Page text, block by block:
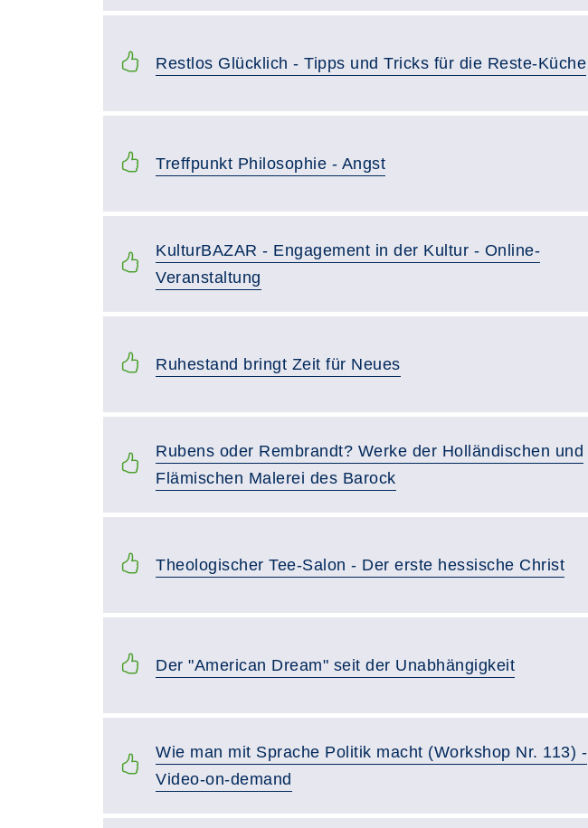
Restlos Glücklich - Tipps und Tricks für die Reste-Küche
Treffpunkt Philosophie - Angst
KulturBAZAR - Engagement in der Kultur - Online-
Veranstaltung
Ruhestand bringt Zeit für Neues
Rubens oder Rembrandt? Werke der Holländischen und
Flämischen Malerei des Barock
Theologischer Tee-Salon - Der erste hessische Christ
Der "American Dream" seit der Unabhängigkeit
Wie man mit Sprache Politik macht (Workshop Nr. 113) -
Video-on-demand